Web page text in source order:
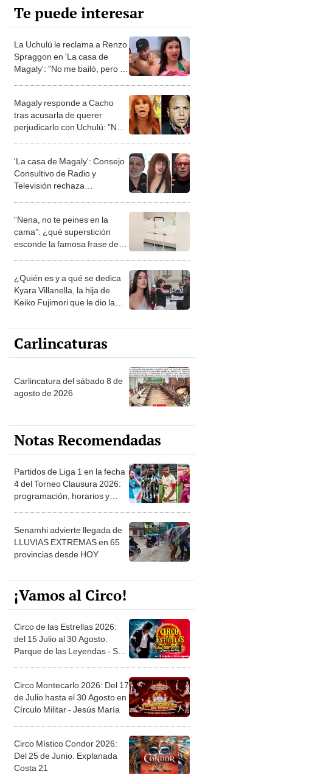
Te puede interesar
La Uchulú le reclama a Renzo
Spraggon en 'La casa de
Magaly': "No me bailó, pero ya
Magaly responde a Cacho
tras acusarla de querer
perjudicarlo con Uchulú: "No
'La casa de Magaly': Consejo
Consultivo de Radio y
Televisión rechaza
“Nena, no te peines en la
cama”: ¿qué superstición
esconde la famosa frase de
¿Quién es y a qué se dedica
Kyara Villanella, la hija de
Keiko Fujimori que le dio la
Carlincaturas
Carlincatura del sábado 8 de
agosto de 2026
Notas Recomendadas
Partidos de Liga 1 en la fecha
4 del Torneo Clausura 2026:
programación, horarios y
Senamhi advierte llegada de
LLUVIAS EXTREMAS en 65
provincias desde HOY
¡Vamos al Circo!
Circo de las Estrellas 2026:
del 15 Julio al 30 Agosto.
Parque de las Leyendas - San
Circo Montecarlo 2026: Del 17
de Julio hasta el 30 Agosto en
Círculo Militar - Jesús María
Circo Místico Condor 2026:
Del 25 de Junio. Explanada
Costa 21